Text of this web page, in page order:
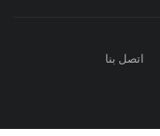
اتصل بنا